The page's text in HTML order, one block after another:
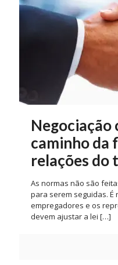
Negociação
caminho da
relações do
As normas não são
para serem seguidas. É
empregadores e os
devem ajustar a lei […]